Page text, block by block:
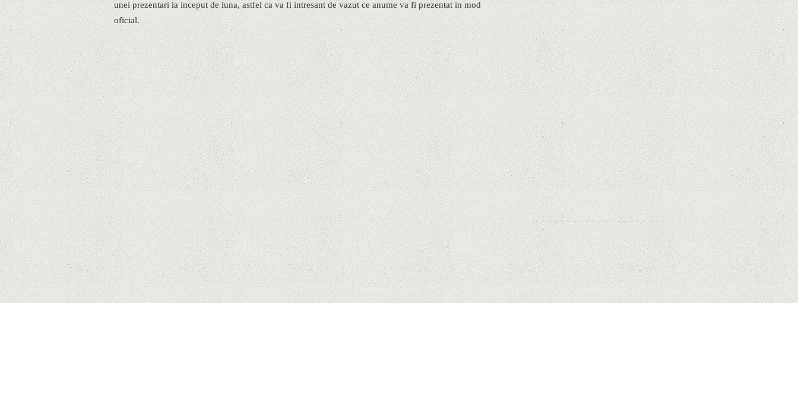
unei prezentari la inceput de luna, astfel ca va fi intresant de vazut ce anume va fi prezentat in mod
oficial.
Apple cedează, în sfârșit. Piese de
schimb pentru iPhone și Mac, puse
în vânzare
Rețelele sociale au pierdut deja 10
miliarde de dolari din cauza noilor
reguli Apple privind urmărirea
utilizatorilor